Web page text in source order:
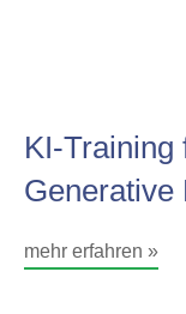
KI-Training
Generative
mehr erfahren »